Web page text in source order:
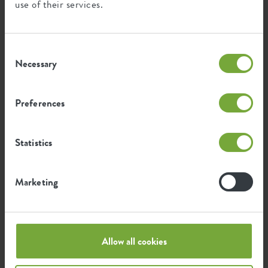
use of their services.
Selection
Necessary
Preferences
Statistics
Marketing
Allow all cookies
déchets post-industriels.
Garantie
années
Protégé contre les UV
Empreinte environnementale